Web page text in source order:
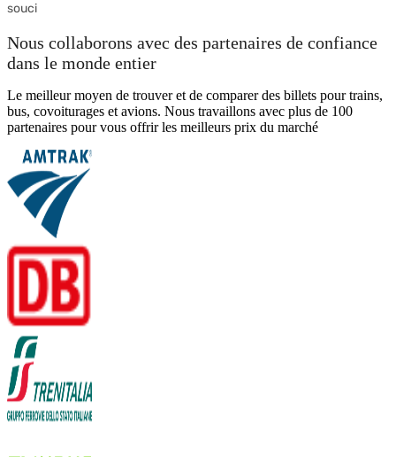
souci
Nous collaborons avec des partenaires de confiance
dans le monde entier
Le meilleur moyen de trouver et de comparer des billets pour trains,
bus, covoiturages et avions. Nous travaillons avec plus de 100
partenaires pour vous offrir les meilleurs prix du marché